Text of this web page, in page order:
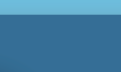
Lima